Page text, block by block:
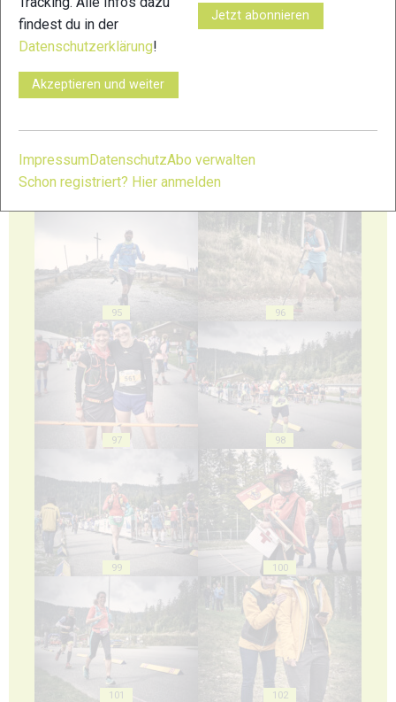
93
95 96
97 98
99 100
101 102
findest du in der
Datenschutzerklärung!
Akzeptieren und weiter
Jetzt abonnieren
Impressum DatenschutzAbo verwalten
Schon registriert? Hier anmelden